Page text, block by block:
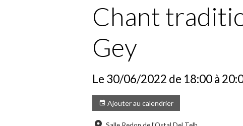
Chant
Gey
Le 30/06/2022 de 18:00à
Ajouter au calendrier